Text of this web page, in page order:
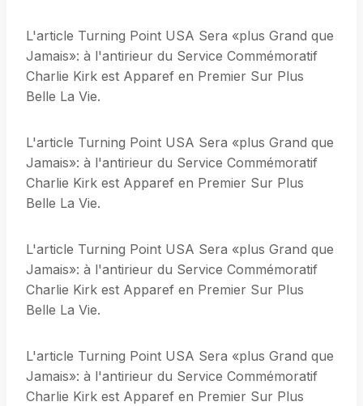
L'article Turning Point USA Sera «plus Grand que
Jamais»: à l'antirieur du Service Commémoratif
Charlie Kirk est Apparef en Premier Sur Plus
Belle La Vie.
L'article Turning Point USA Sera «plus Grand que
Jamais»: à l'antirieur du Service Commémoratif
Charlie Kirk est Apparef en Premier Sur Plus
Belle La Vie.
L'article Turning Point USA Sera «plus Grand que
Jamais»: à l'antirieur du Service Commémoratif
Charlie Kirk est Apparef en Premier Sur Plus
Belle La Vie.
L'article Turning Point USA Sera «plus Grand que
Jamais»: à l'antirieur du Service Commémoratif
Charlie Kirk est Apparef en Premier Sur Plus